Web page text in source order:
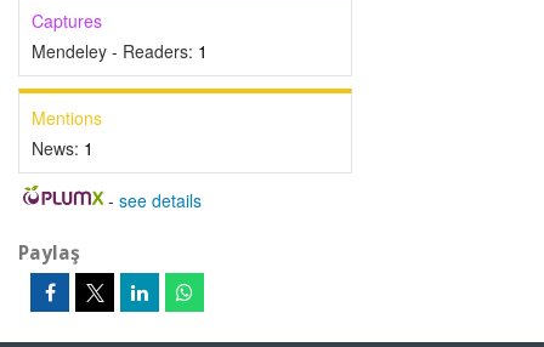
Captures
Mendeley - Readers: 1
Mentions
News: 1
- see details
Paylaş